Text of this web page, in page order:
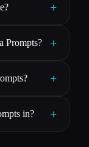
+
Prompts? +
+
in? +